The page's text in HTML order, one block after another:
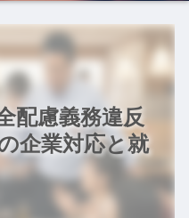
慮義務違反
企業対応と就